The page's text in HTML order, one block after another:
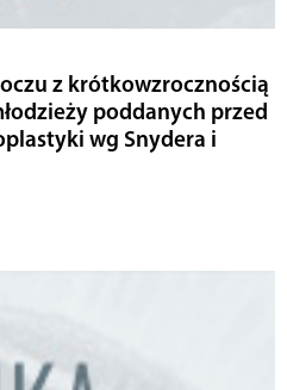
z krótkowzrocznością
poddanych przed
wg Snydera i